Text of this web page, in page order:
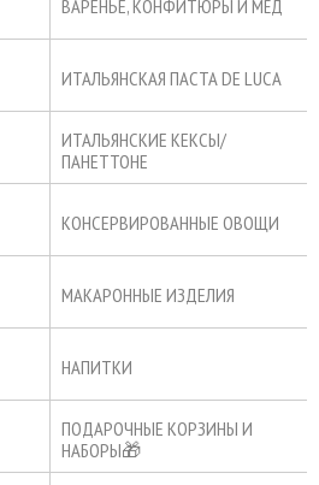
ВАРЕНЬЕ, КОНФИТЮРЫ И МЁД
ИТАЛЬЯНСКАЯ ПАСТА DE LUCA
ИТАЛЬЯНСКИЕ КЕКСЫ/
ПАНЕТТОНЕ
КОНСЕРВИРОВАННЫЕ ОВОЩИ
МАКАРОННЫЕ ИЗДЕЛИЯ
НАПИТКИ
ПОДАРОЧНЫЕ КОРЗИНЫ И
НАБОРЫ🎁